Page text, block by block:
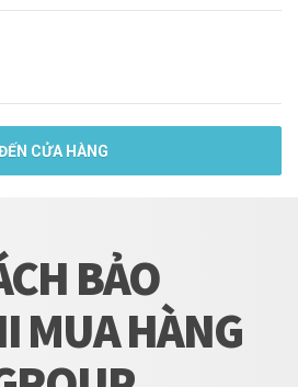
CỬA HÀNG
BẢO
MUA HÀNG